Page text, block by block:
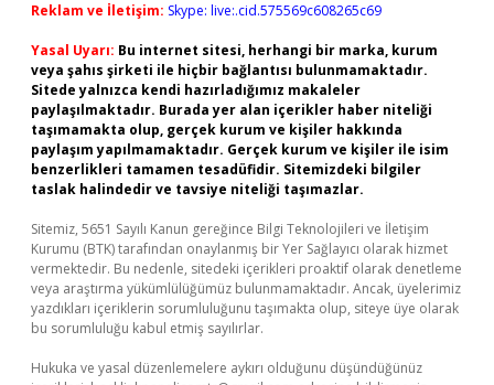
Reklam ve İletişim: Skype: live:.cid.575569c608265c69
Yasal Uyarı: Bu internet sitesi, herhangi bir marka, kurum
veya şahıs şirketi ile hiçbir bağlantısı bulunmamaktadır.
Sitede yalnızca kendi hazırladığımız makaleler
paylaşılmaktadır. Burada yer alan içerikler haber niteliği
taşımamakta olup, gerçek kurum ve kişiler hakkında
paylaşım yapılmamaktadır. Gerçek kurum ve kişiler ile isim
benzerlikleri tamamen tesadüfidir. Sitemizdeki bilgiler
taslak halindedir ve tavsiye niteliği taşımazlar.
Sitemiz, 5651 Sayılı Kanun gereğince Bilgi Teknolojileri ve İletişim
Kurumu (BTK) tarafından onaylanmış bir Yer Sağlayıcı olarak hizmet
vermektedir. Bu nedenle, sitedeki içerikleri proaktif olarak denetleme
veya araştırma yükümlülüğümüz bulunmamaktadır. Ancak, üyelerimiz
yazdıkları içeriklerin sorumluluğunu taşımakta olup, siteye üye olarak
bu sorumluluğu kabul etmiş sayılırlar.
Hukuka ve yasal düzenlemelere aykırı olduğunu düşündüğünüz